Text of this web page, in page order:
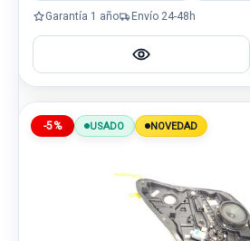
Garantía 1 año Envío 24-48h
-5% USADO NOVEDAD